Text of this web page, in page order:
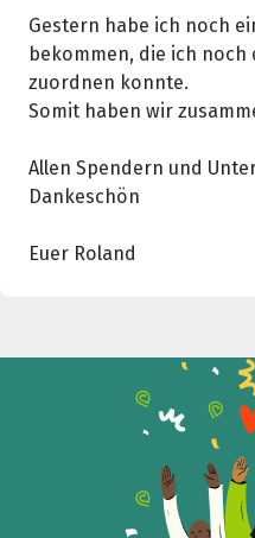
Gestern habe ich noch
bekommen, die ich
zuordnen konnte.
Somit haben wir
Allen Spendern und
Dankeschön
Euer Roland